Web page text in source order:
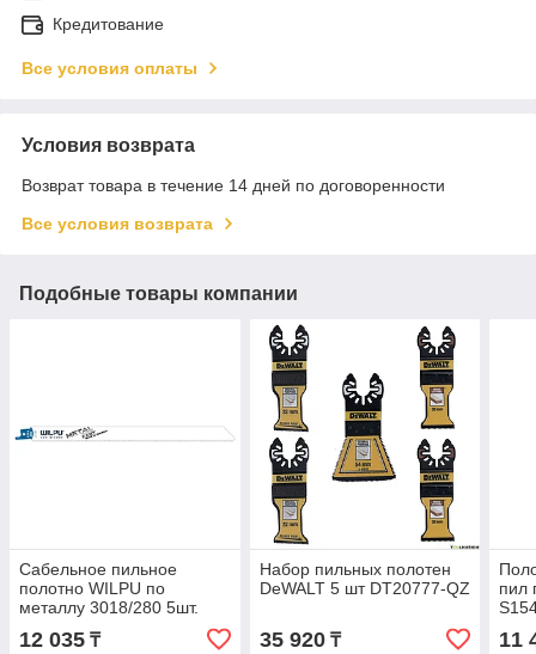
Кредитование
Все условия оплаты
Условия возврата
Возврат товара в течение 14 дней по договоренности
Все условия возврата
Подобные товары компании
Сабельное пильное
полотно WILPU по
металлу 3018/280 5шт.
1482800005
12 035 ₸
Набор пильных полотен
DeWALT 5 шт DT20777-QZ
35 920₸
пил
11